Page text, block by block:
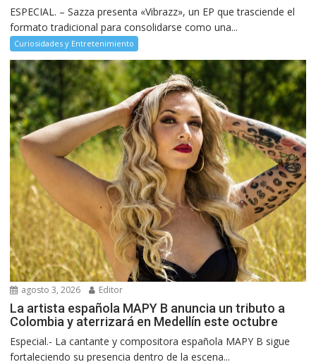
ESPECIAL. – Sazza presenta «Vibrazz», un EP que trasciende el
formato tradicional para consolidarse como una...
Curiosidades y Entretenimiento
agosto 3, 2026 Editor
La artista española MAPY B anuncia un tributo a
Colombia y aterrizará en Medellín este octubre
Especial.- La cantante y compositora española MAPY B sigue
fortaleciendo su presencia dentro de la escena...